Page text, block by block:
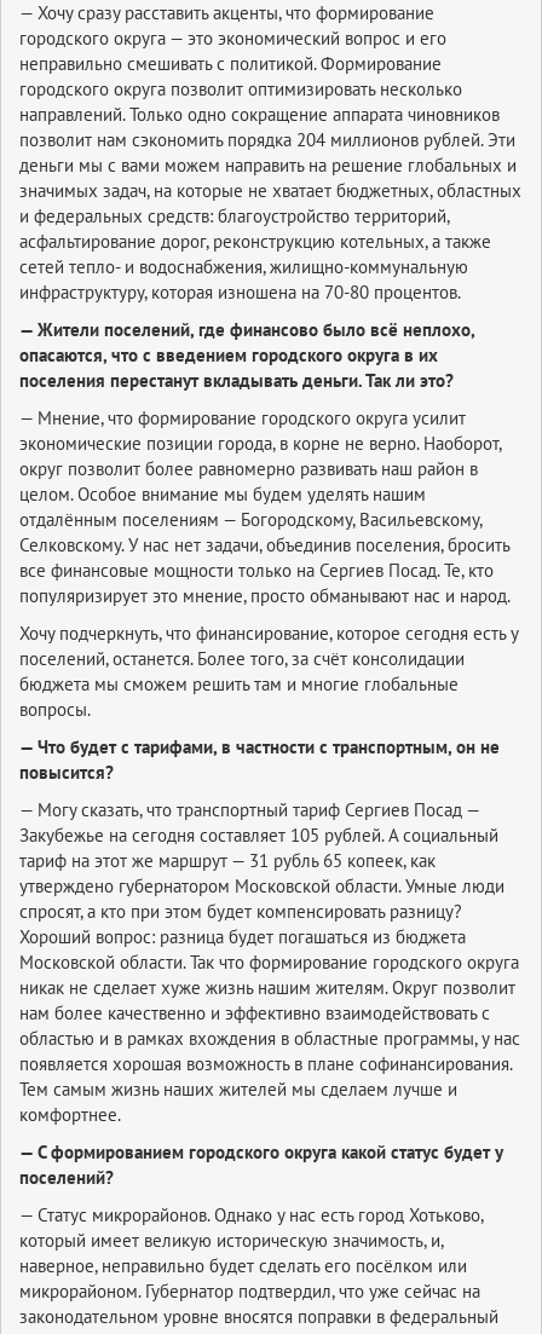
— Хочу сразу расставить акценты, что формирование
городского округа — это экономический вопрос и его
неправильно смешивать с политикой. Формирование
городского округа позволит оптимизировать несколько
направлений. Только одно сокращение аппарата чиновников
позволит нам сэкономить порядка 204 миллионов рублей. Эти
деньги мы с вами можем направить на решение глобальных и
значимых задач, на которые не хватает бюджетных, областных
и федеральных средств: благоустройство территорий,
асфальтирование дорог, реконструкцию котельных, а также
сетей тепло- и водоснабжения, жилищно-коммунальную
инфраструктуру, которая изношена на 70-80 процентов.
— Жители поселений, где финансово было всё неплохо,
опасаются, что с введением городского округа в их
поселения перестанут вкладывать деньги. Так ли это?
— Мнение, что формирование городского округа усилит
экономические позиции города, в корне не верно. Наоборот,
округ позволит более равномерно развивать наш район в
целом. Особое внимание мы будем уделять нашим
отдалённым поселениям — Богородскому, Васильевскому,
Селковскому. У нас нет задачи, объединив поселения, бросить
все финансовые мощности только на Сергиев Посад. Те, кто
популяризирует это мнение, просто обманывают нас и народ.
Хочу подчеркнуть, что финансирование, которое сегодня есть у
поселений, останется. Более того, за счёт консолидации
бюджета мы сможем решить там и многие глобальные
вопросы.
— Что будет с тарифами, в частности с транспортным, он не
повысится?
— Могу сказать, что транспортный тариф Сергиев Посад —
Закубежье на сегодня составляет 105 рублей. А социальный
тариф на этот же маршрут — 31 рубль 65 копеек, как
утверждено губернатором Московской области. Умные люди
спросят, а кто при этом будет компенсировать разницу?
Хороший вопрос: разница будет погашаться из бюджета
Московской области. Так что формирование городского округа
никак не сделает хуже жизнь нашим жителям. Округ позволит
нам более качественно и эффективно взаимодействовать с
областью и в рамках вхождения в областные программы, у нас
появляется хорошая возможность в плане софинансирования.
Тем самым жизнь наших жителей мы сделаем лучше и
комфортнее.
— С формированием городского округа какой статус будет у
поселений?
— Статус микрорайонов. Однако у нас есть город Хотьково,
который имеет великую историческую значимость, и,
наверное, неправильно будет сделать его посёлком или
микрорайоном. Губернатор подтвердил, что уже сейчас на
законодательном уровне вносятся поправки в федеральный